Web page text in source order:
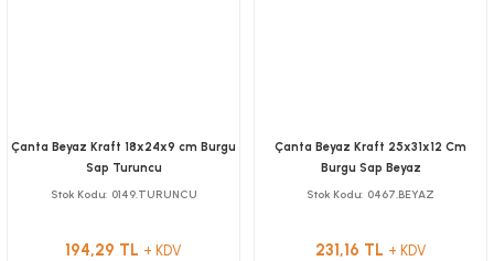
Çanta Beyaz Kraft 18x24x9 cm Burgu
Sap Turuncu
Stok Kodu 0149.TURUNCU
194,29 TL + KDV
Çanta Beyaz Kraft 25x31x12 Cm
Burgu Sap Beyaz
Stok Kodu 0467.BEYAZ
231,16 TL + KDV